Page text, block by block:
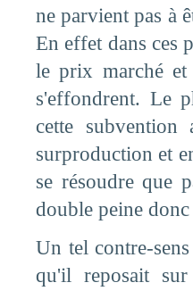
ne parvient pas à
En effet dans ces
le prix marché et
s'effondrent. Le
cette
surproduction et
se résoudre que
double peine
Un tel contre-
qu'il reposait